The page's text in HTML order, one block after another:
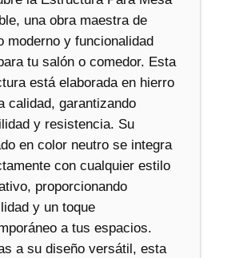
una obra maestra de
moderno y funcionalidad
tu salón o comedor. Esta
está elaborada en hierro
calidad, garantizando
y resistencia. Su
en color neutro se integra
con cualquier estilo
proporcionando
y un toque
a tus espacios.
a su diseño versátil, esta